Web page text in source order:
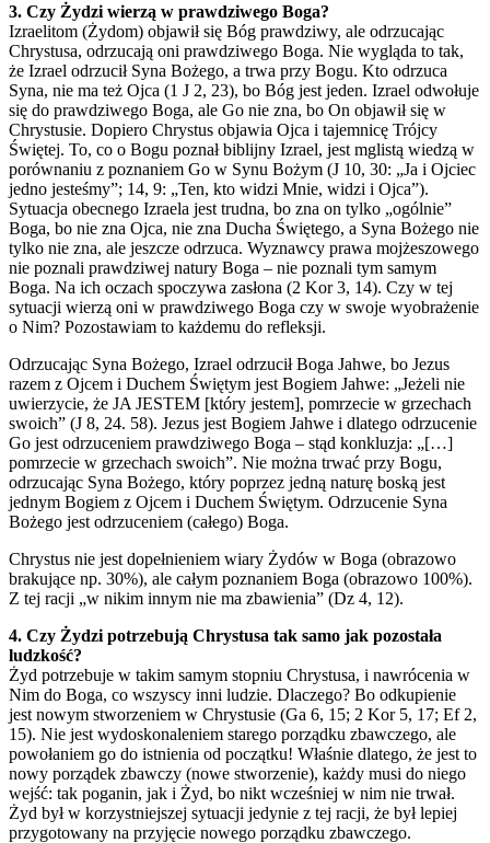
3. Czy Żydzi wierzą w prawdziwego Boga?
Izraelitom (Żydom) objawił się Bóg prawdziwy, ale odrzucając
Chrystusa, odrzucają oni prawdziwego Boga. Nie wygląda to tak,
że Izrael odrzucił Syna Bożego, a trwa przy Bogu. Kto odrzuca
Syna, nie ma też Ojca (1 J 2, 23), bo Bóg jest jeden. Izrael odwołuje
się do prawdziwego Boga, ale Go nie zna, bo On objawił się w
Chrystusie. Dopiero Chrystus objawia Ojca i tajemnicę Trójcy
Świętej. To, co o Bogu poznał biblijny Izrael, jest mglistą wiedzą w
porównaniu z poznaniem Go w Synu Bożym (J 10, 30: „Ja i Ojciec
jedno jesteśmy”; 14, 9: „Ten, kto widzi Mnie, widzi i Ojca”).
Sytuacja obecnego Izraela jest trudna, bo zna on tylko „ogólnie”
Boga, bo nie zna Ojca, nie zna Ducha Świętego, a Syna Bożego nie
tylko nie zna, ale jeszcze odrzuca. Wyznawcy prawa mojżeszowego
nie poznali prawdziwej natury Boga – nie poznali tym samym
Boga. Na ich oczach spoczywa zasłona (2 Kor 3, 14). Czy w tej
sytuacji wierzą oni w prawdziwego Boga czy w swoje wyobrażenie
o Nim? Pozostawiam to każdemu do refleksji.
Odrzucając Syna Bożego, Izrael odrzucił Boga Jahwe, bo Jezus
razem z Ojcem i Duchem Świętym jest Bogiem Jahwe: „Jeżeli nie
uwierzycie, że JA JESTEM [który jestem], pomrzecie w grzechach
swoich” (J 8, 24. 58). Jezus jest Bogiem Jahwe i dlatego odrzucenie
Go jest odrzuceniem prawdziwego Boga – stąd konkluzja: „[…]
pomrzecie w grzechach swoich”. Nie można trwać przy Bogu,
odrzucając Syna Bożego, który poprzez jedną naturę boską jest
jednym Bogiem z Ojcem i Duchem Świętym. Odrzucenie Syna
Bożego jest odrzuceniem (całego) Boga.
Chrystus nie jest dopełnieniem wiary Żydów w Boga (obrazowo
brakujące np. 30%), ale całym poznaniem Boga (obrazowo 100%).
Z tej racji „w nikim innym nie ma zbawienia” (Dz 4, 12).
4. Czy Żydzi potrzebują Chrystusa tak samo jak pozostała
ludzkość?
Żyd potrzebuje w takim samym stopniu Chrystusa, i nawrócenia w
Nim do Boga, co wszyscy inni ludzie. Dlaczego? Bo odkupienie
jest nowym stworzeniem w Chrystusie (Ga 6, 15; 2 Kor 5, 17; Ef 2,
15). Nie jest wydoskonaleniem starego porządku zbawczego, ale
powołaniem go do istnienia od początku! Właśnie dlatego, że jest to
nowy porządek zbawczy (nowe stworzenie), każdy musi do niego
wejść: tak poganin, jak i Żyd, bo nikt wcześniej w nim nie trwał.
Żyd był w korzystniejszej sytuacji jedynie z tej racji, że był lepiej
przygotowany na przyjęcie nowego porządku zbawczego.